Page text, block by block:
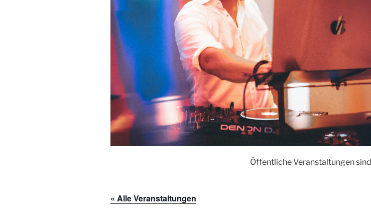
Öffentliche Veranstaltungen sind
« Alle Veranstaltungen